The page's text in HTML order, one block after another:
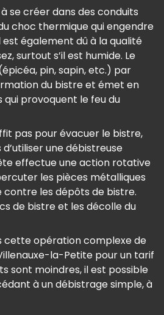
se créer dans des conduits
choc thermique qui engendre
également dû à la qualité
surtout s’il est humide. Le
pin, sapin, etc.) par
du bistre et émet en
provoquent le feu du
pas pour évacuer le bistre,
une débistreuse
effectue une action rotative
les pièces métalliques
les dépôts de bistre.
de bistre et les décolle du
cette opération complexe de
la-Petite pour un tarif
sont moindres, il est possible
à un débistrage simple, à